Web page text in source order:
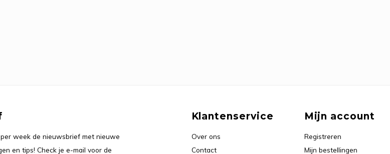
week de nieuwsbrief met nieuwe
en tips! Check je e-mail voor de
Klantenservice
Over ons
Contact
Mijn account
Registreren
Mijn bestellingen